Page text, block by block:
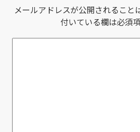
メールアドレスが公開されること
付いている欄は必須